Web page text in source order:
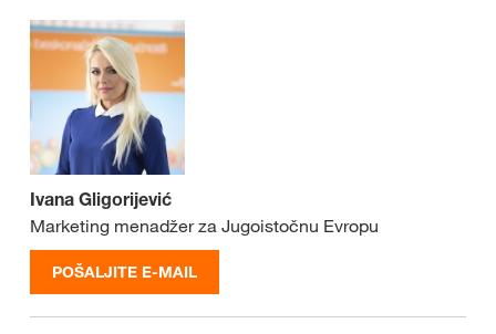
Ivana Gligorijević
Marketing menadžer za Jugoistočnu Evropu
POŠALJITE E-MAIL